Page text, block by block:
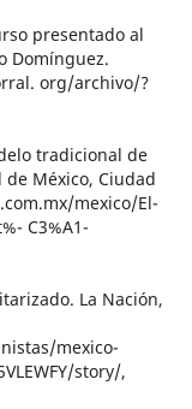
presentado al
Domínguez.
org/archivo/?
tradicional de
México, Ciudad
mexico/El-
C3%A1-
La Nación,
mexico-
story/,